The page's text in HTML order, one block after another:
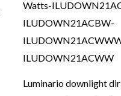
Luminario downlight
$83.91
hasta